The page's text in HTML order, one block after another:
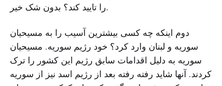
را تایید کند؟ بدون شک خیر.
دوم اینکه چه کسی بیشترین آسیب را به مسیحیان
سوریه و لبنان وارد کرد؟ خود رژیم سوریه. مسیحیان
سوریه به دلیل اقدامات سابق رژیم این کشور را ترک
کردند. آنها شاید رفته رفته بعد از رژیم اسد نیز از سوریه